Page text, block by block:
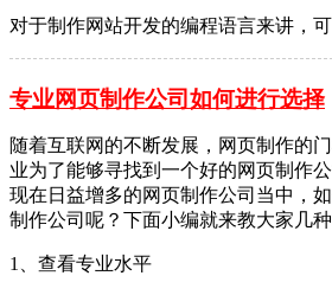
对于制作网站开发的编程语言来讲，
专业网页制作公司如何进行选择
随着互联网的不断发展，网页制作的
业为了能够寻找到一个好的网页制作
现在日益增多的网页制作公司当中，
制作公司呢？下面小编就来教大家几种
1、查看专业水平